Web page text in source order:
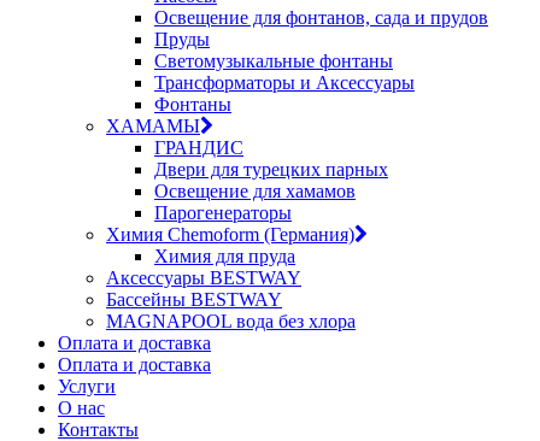
Освещение для фонтанов, сада и прудов
Пруды
Светомузыкальные фонтаны
Трансформаторы и Аксессуары
Фонтаны
ХАМАМЫ
ГРАНДИС
Двери для турецких парных
Освещение для хамамов
Парогенераторы
Химия Chemoform (Германия)
Химия для пруда
Аксессуары BESTWAY
Бассейны BESTWAY
MAGNAPOOL вода без хлора
Оплата и доставка
Оплата и доставка
Услуги
О нас
Контакты